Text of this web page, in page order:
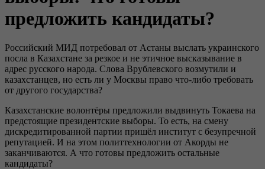
предложить кандидаты?
Российский МИД потребовал от Астаны выслать украинского
посла в Казахстане за резкое и не этичное высказывание в
адрес русского народа. Слова Врублевского возмутили и
казахстанцев, но есть ли у Москвы право что-либо требовать
от другого государства?
Казахстанские волонтёры предложили выдвинуть Токаева на
предстоящие президентские выборы. То есть, на смену
дискредитированной партии пришёл институт с безупречной
репутацией. И на этом политтехнологии от Акорды не
заканчиваются. А что готовы предложить остальные
кандидаты?